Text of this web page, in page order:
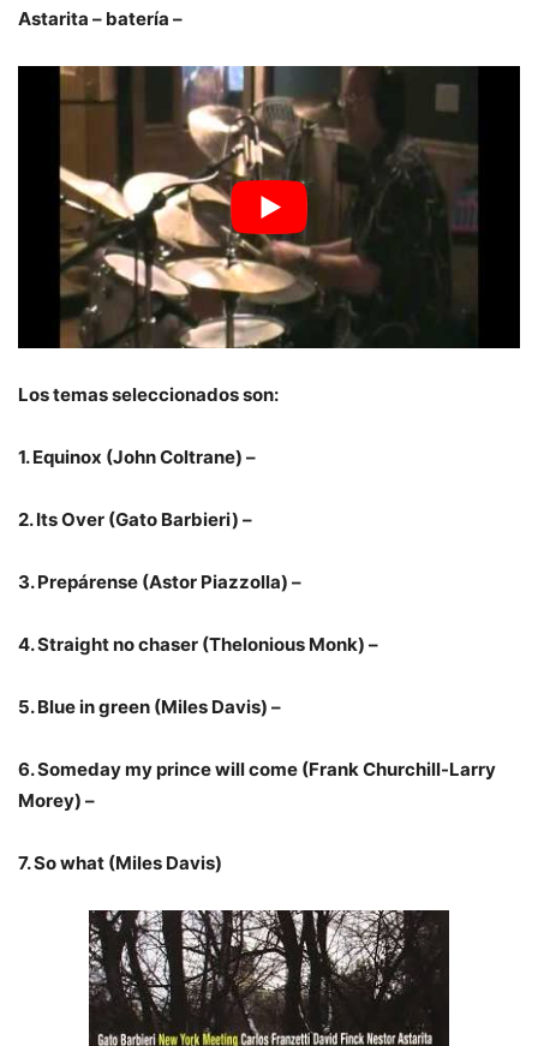
Astarita – batería –
Los temas seleccionados son:
1. Equinox (John Coltrane) –
2. Its Over (Gato Barbieri) –
3. Prepárense (Astor Piazzolla) –
4. Straight no chaser (Thelonious Monk) –
5. Blue in green (Miles Davis) –
6. Someday my prince will come (Frank Churchill-Larry
Morey) –
7. So what (Miles Davis)